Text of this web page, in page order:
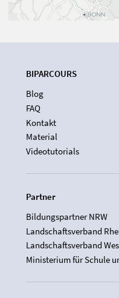
BIPARCOURS
Blog
FAQ
Kontakt
Material
Videotutorials
Partner
Bildungspartner NRW
Landschaftsverband
Landschaftsverband
Ministerium für Schule